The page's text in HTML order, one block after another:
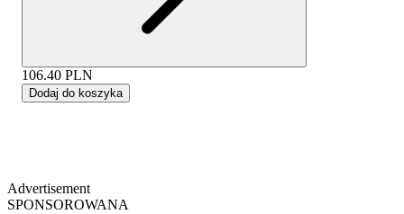
106.40 PLN
Dodaj do koszyka
Advertisement
SPONSOROWANA